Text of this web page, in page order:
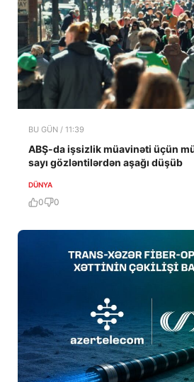
BU GÜN / 11:39
ABŞ-da işsizlik müavinəti üçün
sayı gözləntilərdən aşağı düşüb
DÜNYA
0 0